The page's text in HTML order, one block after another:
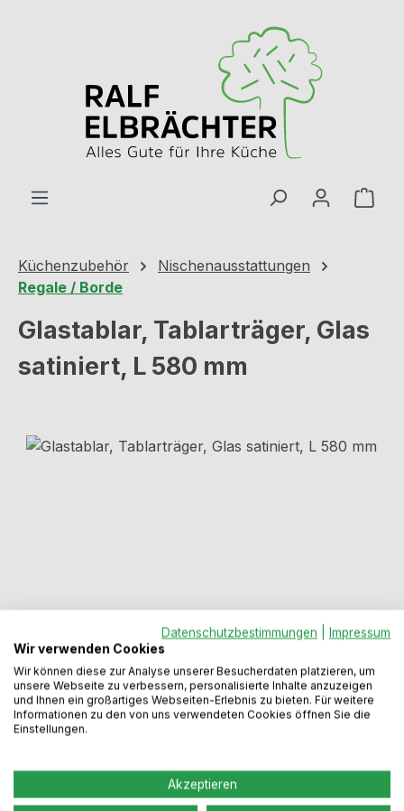
Küchenzubehör
Nischenausstattungen
Regale / Borde
Glastablar, Tablarträger, Glas
satiniert, L 580 mm
Bildergalerie überspringen
Regulärer Preis:
51,99 €
Preise inkl. MwSt. zzgl. Versandkosten
Sofort verfügbar, Lieferzeit: 2-5 Werktage
Datenschutzbestimmungen
Impressum
Wir verwenden Cookies
Wir können diese zur Analyse unserer Besucherdaten platzieren, um
unsere Webseite zu verbessern, personalisierte Inhalte anzuzeigen
und Ihnen ein großartiges Webseiten-Erlebnis zu bieten. Für weitere
Informationen zu den von uns verwendeten Cookies öffnen Sie die
Einstellungen.
Akzeptieren